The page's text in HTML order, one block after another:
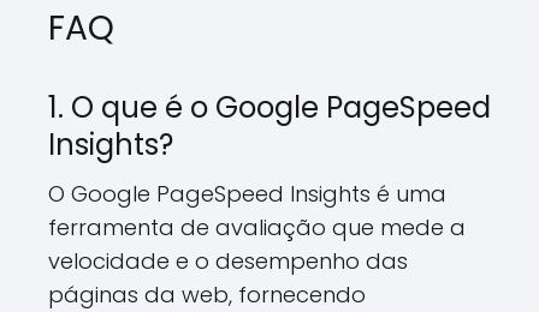
FAQ
1. O que é o Google PageSpeed
Insights?
O Google PageSpeed Insights é uma
ferramenta de avaliação que mede a
velocidade e o desempenho das
páginas da web, fornecendo